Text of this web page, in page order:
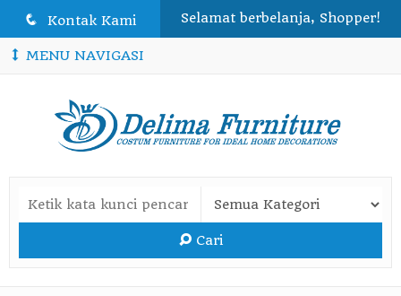
q Kontak Kami Selamat berbelanja, Shopper!
MENU NAVIGASI
Cari